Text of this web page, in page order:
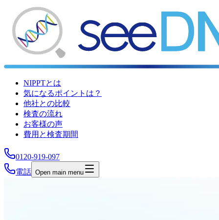
NIPPTとは
気になるポイントは？
他社との比較
検査の流れ
お客様の声
費用と検査期間
0120-919-097
電話 Open main menu